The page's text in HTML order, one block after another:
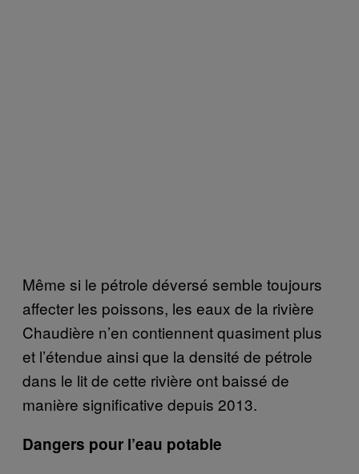
Même si le pétrole déversé semble toujours
affecter les poissons, les eaux de la rivière
Chaudière n’en contiennent quasiment plus
et l’étendue ainsi que la densité de pétrole
dans le lit de cette rivière ont baissé de
manière significative depuis 2013.
Dangers pour l’eau potable